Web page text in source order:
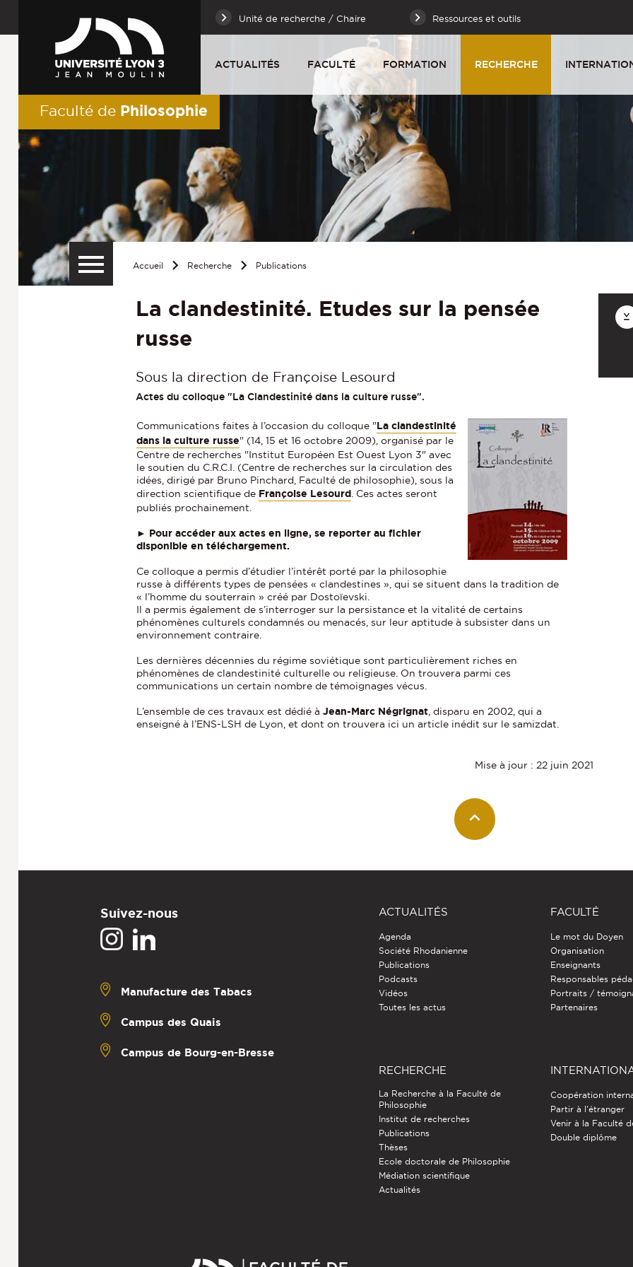
Unité de recherche / Chaire Ressources et outils
ACTUALITÉS FACULTÉ FORMATION RECHERCHE
Faculté de Philosophie
Accueil Recherche Publications
La clandestinité. Etudes sur la pensée
russe
Sous la direction de Françoise Lesourd
Actes du colloque "La Clandestinité dans la culture russe".
Communications faites à l’occasion du colloque "La clandestinité
dans la culture russe" (14, 15 et 16 octobre 2009), organisé par le
Centre de recherches "Institut Européen Est Ouest Lyon 3" avec
le soutien du C.R.C.I. (Centre de recherches sur la circulation des
idées, dirigé par Bruno Pinchard, Faculté de philosophie), sous la
direction scientifique de Françoise Lesourd . Ces actes seront
publiés prochainement.
► Pour accéder aux actes en ligne, se reporter au fichier
disponible en téléchargement.
Ce colloque a permis d’étudier l’intérêt porté par la philosophie
russe à différents types de pensées « clandestines », qui se situent dans la tradition de
« l’homme du souterrain » créé par Dostoïevski.
Il a permis également de s’interroger sur la persistance et la vitalité de certains
phénomènes culturels condamnés ou menacés, sur leur aptitude à subsister dans un
environnement contraire.
Les dernières décennies du régime soviétique sont particulièrement riches en
phénomènes de clandestinité culturelle ou religieuse. On trouvera parmi ces
communications un certain nombre de témoignages vécus.
L’ensemble de ces travaux est dédié àJean-Marc Négrignat , disparu en 2002, qui a
enseigné à l’ENS-LSH de Lyon, et dont on trouvera ici un article inédit sur le samizdat.
Mise à jour : 22 juin 2021
Suivez-nous
Manufacture des Tabacs
Campus des Quais
Campus de Bourg-en-Bresse
ACTUALITÉS
Agenda
Société Rhodanienne
Publications
Podcasts
Vidéos
Toutes les actus
FACULTÉ
Le mot du Doyen
Organisation
Enseignants
Responsables
Portraits /
Partenaires
RECHERCHE
La Recherche à la Faculté de
Philosophie
Institut de recherches
Publications
Thèses
Ecole doctorale de Philosophie
Médiation scientifique
Actualités
Coopération
Partir à l'étranger
Venir à la Faculté
Double diplôme